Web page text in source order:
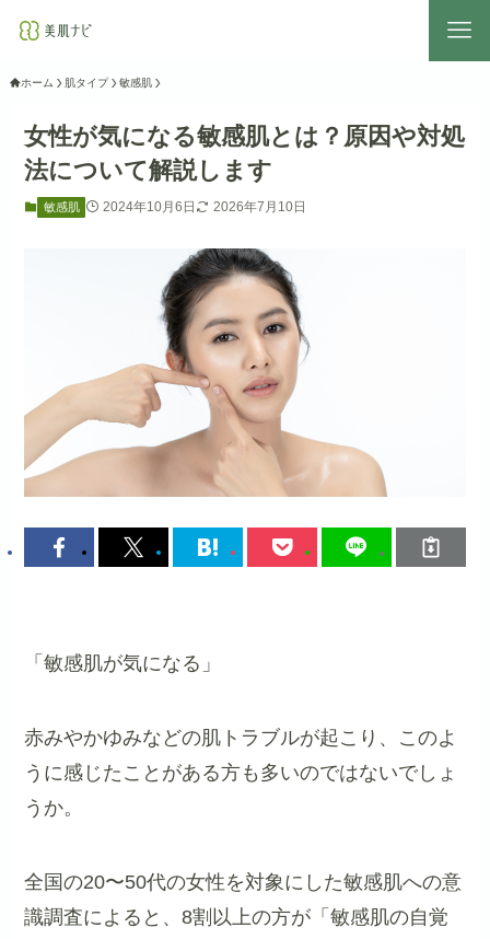
ホーム 肌タイプ 敏感肌
女性が気になる敏感肌とは？原因や対処
法について解説します
敏感肌 2024年10月6日 2026年7月10日
「敏感肌が気になる」
赤みやかゆみなどの肌トラブルが起こり、このよ
うに感じたことがある方も多いのではないでしょ
うか。
全国の20〜50代の女性を対象にした敏感肌への意
識調査によると、8割以上の方が「敏感肌の自覚